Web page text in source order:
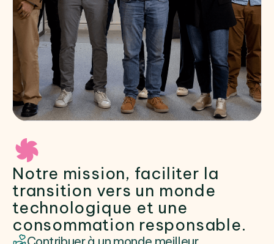
Notre mission, faciliter la
transition vers un monde
technologique et une
consommation responsable.
Contribuer à un monde meilleur